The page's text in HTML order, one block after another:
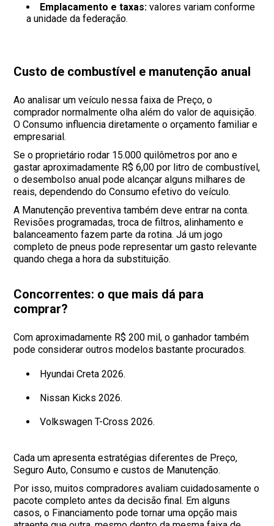
Emplacamento e taxas:valores variam conforme
a unidade da federação.
Custo de combustível e manutenção anual
Ao analisar um veículo nessa faixa de Preço, o
comprador normalmente olha além do valor de aquisição.
O Consumo influencia diretamente o orçamento familiar e
empresarial.
Se o proprietário rodar 15.000 quilômetros por ano e
gastar aproximadamente R$ 6,00 por litro de combustível,
o desembolso anual pode alcançar alguns milhares de
reais, dependendo do Consumo efetivo do veículo.
A Manutenção preventiva também deve entrar na conta.
Revisões programadas, troca de filtros, alinhamento e
balanceamento fazem parte da rotina. Já um jogo
completo de pneus pode representar um gasto relevante
quando chega a hora da substituição.
Concorrentes: o que mais dá para
comprar?
Com aproximadamente R$ 200 mil, o ganhador também
pode considerar outros modelos bastante procurados.
Hyundai Creta 2026.
Nissan Kicks 2026.
Volkswagen T-Cross 2026.
Cada um apresenta estratégias diferentes de Preço,
Seguro Auto, Consumo e custos de Manutenção.
Por isso, muitos compradores avaliam cuidadosamente o
pacote completo antes da decisão final. Em alguns
casos, o Financiamento pode tornar uma opção mais